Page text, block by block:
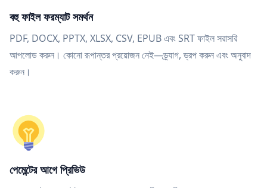
বহু ফাইল ফরম্যাট সমর্থন
PDF, DOCX, PPTX, XLSX, CSV, EPUB এবং SRT ফাইল সরাসরি
আপলোড করুন। কোনো রূপান্তর প্রয়োজন নেই—ড্র্যাগ, ড্রপ করুন এবং অনুবাদ
করুন।
পেমেন্টের আগে প্রিভিউ